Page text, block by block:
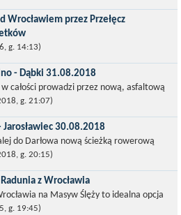
Wrocławiem przez Przełęcz
pod Wrocławiem, raczej płaska z jednym
Przełęcz Sulistrowicką od strony Olesznej.
g. 14:13)
- Dąbki 31.08.2018
całości prowadzi przez nową, asfaltową
Dąbek do Iwięcina wzdłuż drogi 203).
nie...
g. 21:07)
Jarosławiec 30.08.2018
do Darłowa nową ścieżką rowerową
gdzie na pierwszym rondzie zjazd
g. 20:15)
z Wrocławia
na Masyw Ślęży to idealna opcja
(lub gravelowy). Zimą, kiedy nie ma śniegu,
g. 19:45)